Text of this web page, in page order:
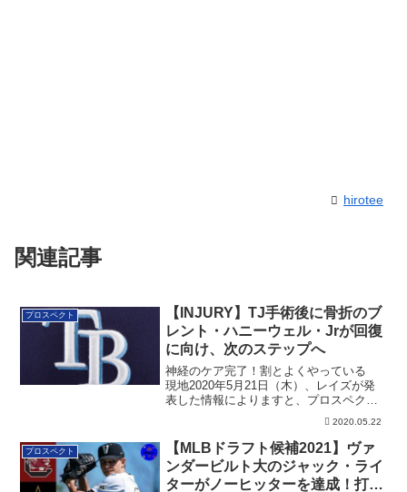
hirotee
関連記事
プロスペクト
【INJURY】TJ手術後に骨折のブ
レント・ハニーウェル・Jrが回復
に向け、次のステップへ
神経のケア完了！割とよくやっている
現地2020年5月21日（木）、レイズが発
表した情報によりますと、プロスペクト
2020.05.22
プロスペクト
【MLBドラフト候補2021】ヴァ
ンダービルト大のジャック・ライ
ターがノーヒッターを達成！打者